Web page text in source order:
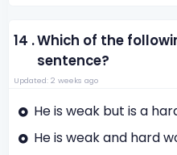
14 .Which of the
sentence?
Updated: 2 weeks ago
He is weak but is a
He is weak and hard